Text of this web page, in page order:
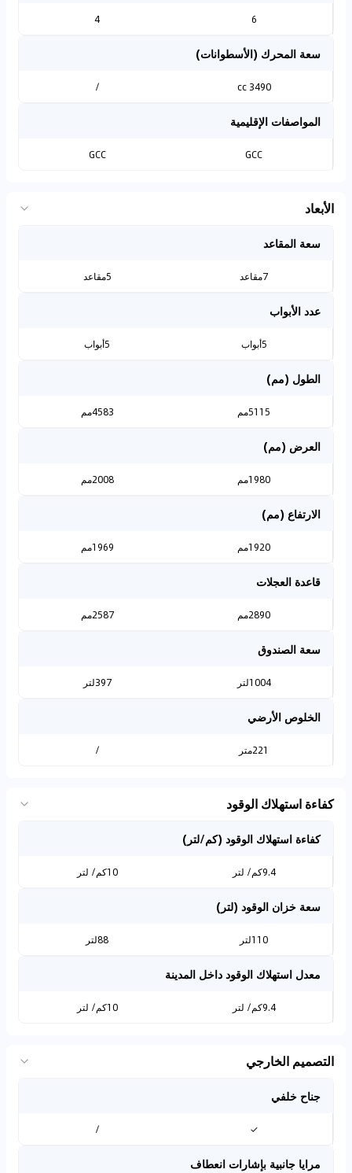
6
4
سعة المحرك (الأسطوانات)
3490 cc
/
المواصفات الإقليمية
GCC
GCC
الأبعاد
سعة المقاعد
7مقاعد 5مقاعد
عدد الأبواب
5أبواب 5أبواب
الطول (مم)
5115مم 4583مم
العرض (مم)
1980مم 2008مم
الارتفاع (مم)
1920مم 1969مم
قاعدة العجلات
2890مم 2587مم
سعة الصندوق
1004لتر 397لتر
الخلوص الأرضي
221متر /
كفاءة استهلاك الوقود
كفاءة استهلاك الوقود (كم/لتر)
9.4كم/ لتر 10كم/ لتر
سعة خزان الوقود (لتر)
110لتر 88لتر
معدل استهلاك الوقود داخل المدينة
9.4كم/ لتر 10كم/ لتر
التصميم الخارجي
جناح خلفي
✓
/
مرايا جانبية بإشارات انعطاف